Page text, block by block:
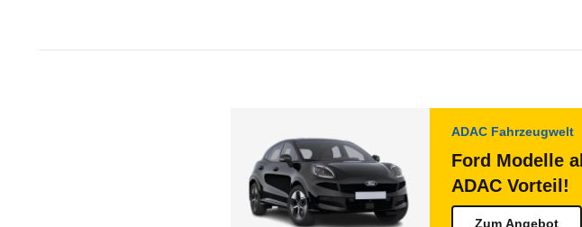
ADAC Fahrzeugwelt
Ford Modelle
ADAC Vorteil!
Zum Angebot